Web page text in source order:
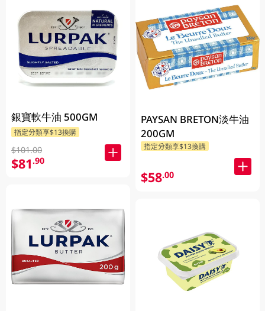
銀寶軟牛油 500GM
指定分類享$13換購
$101.00
$81.90
PAYSAN BRETON淡牛油
200GM
指定分類享$13換購
$58.00